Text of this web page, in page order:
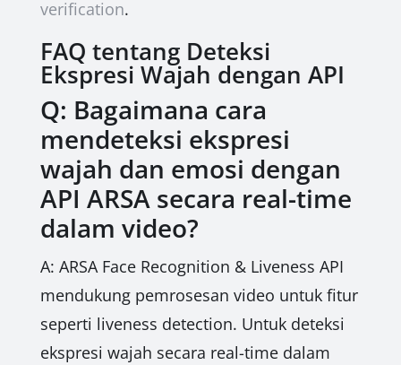
verification.
FAQ tentang Deteksi
Ekspresi Wajah dengan API
Q: Bagaimana cara
mendeteksi ekspresi
wajah dan emosi dengan
API ARSA secara real-time
dalam video?
A: ARSA Face Recognition & Liveness API
mendukung pemrosesan video untuk fitur
seperti liveness detection. Untuk deteksi
ekspresi wajah secara real-time dalam